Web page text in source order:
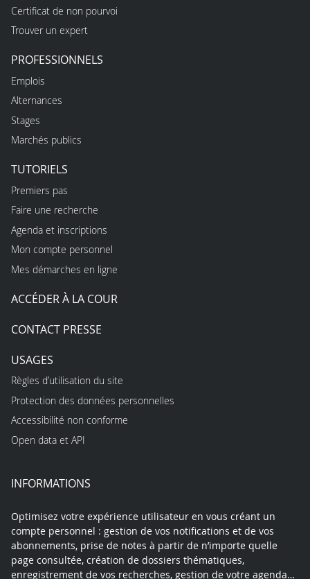
Certificat de non pourvoi
Trouver un expert
PROFESSIONNELS
Emplois
Alternances
Stages
Marchés publics
TUTORIELS
Premiers pas
Faire une recherche
Agenda et inscriptions
Mon compte personnel
Mes démarches en ligne
ACCÉDER À LA COUR
CONTACT PRESSE
USAGES
Règles d’utilisation du site
Protection des données personnelles
Accessibilité non conforme
Open data et API
INFORMATIONS
Optimisez votre expérience utilisateur en vous créant un
compte personnel : gestion de vos notifications et de vos
abonnements, prise de notes à partir de n’importe quelle
page consultée, création de dossiers thématiques,
enregistrement de vos recherches, gestion de votre agenda…